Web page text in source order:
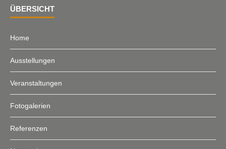
ÜBERSICHT
Home
Ausstellungen
Veranstaltungen
Fotogalerien
Referenzen